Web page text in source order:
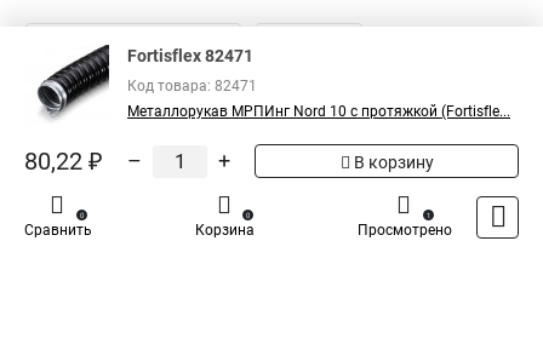
Fortisflex 82471
Код товара: 82471
Металлорукав МРПИнг Nord 10 с протяжкой (Fortisfle...
80,22 ₽ – + В корзину
Сравнить
0
Корзина
0
Просмотрено
1